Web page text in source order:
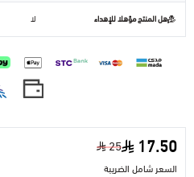
هل المنتج مؤهلا للإهداء لا
17.50
25
السعر شامل الضريبة